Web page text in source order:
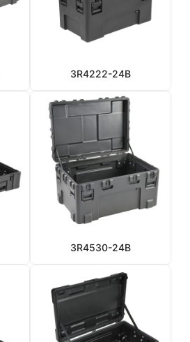
3R4222-24B
3R4530-24B